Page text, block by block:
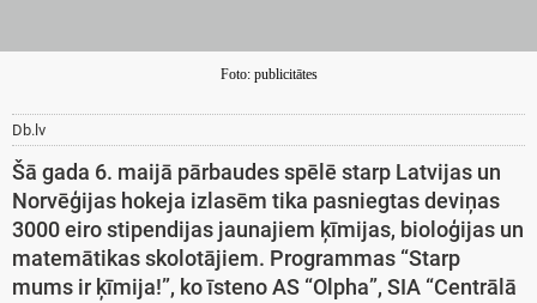
Foto: publicitātes
Db.lv
Šā gada 6. maijā pārbaudes spēlē starp Latvijas un
Norvēģijas hokeja izlasēm tika pasniegtas deviņas
3000 eiro stipendijas jaunajiem ķīmijas, bioloģijas un
matemātikas skolotājiem. Programmas “Starp
mums ir ķīmija!”, ko īsteno AS “Olpha”, SIA “Centrālā